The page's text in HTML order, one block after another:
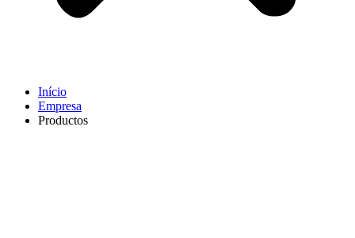
Início
Empresa
Productos